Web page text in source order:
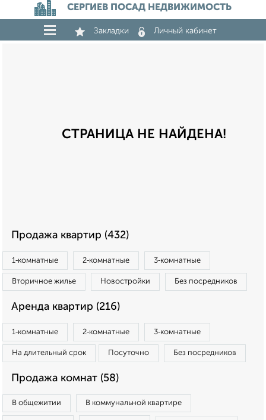
СЕРГИЕВ ПОСАД НЕДВИЖИМОСТЬ
Закладки Личный кабинет
СТРАНИЦА НЕ НАЙДЕНА!
Продажа квартир (432)
1‑комнатные 2‑комнатные 3‑комнатные
Вторичное жилье Новостройки Без посредников
Аренда квартир (216)
1‑комнатные 2‑комнатные 3‑комнатные
На длительный срок Посуточно Без посредников
Продажа комнат (58)
В общежитии В коммунальной квартире